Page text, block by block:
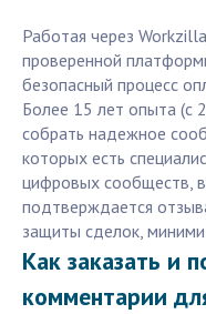
Работая через
проверенной
безопасный процесс
Более 15 лет опыта (с
собрать надежное
которых есть
цифровых сообществ,
подтверждается
защиты сделок,
Как заказать и
комментарии